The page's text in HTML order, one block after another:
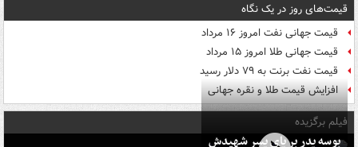
قیمت‌های روز در یک نگاه
قیمت جهانی نفت امروز ۱۶ مرداد
قیمت جهانی طلا امروز ۱۵ مرداد
قیمت نفت برنت به ۷۹ دلار رسید
افزایش قیمت طلا و نقره جهانی
فیلم برگزیده
بوسه‌ پدر بر پای پسر شهیدش